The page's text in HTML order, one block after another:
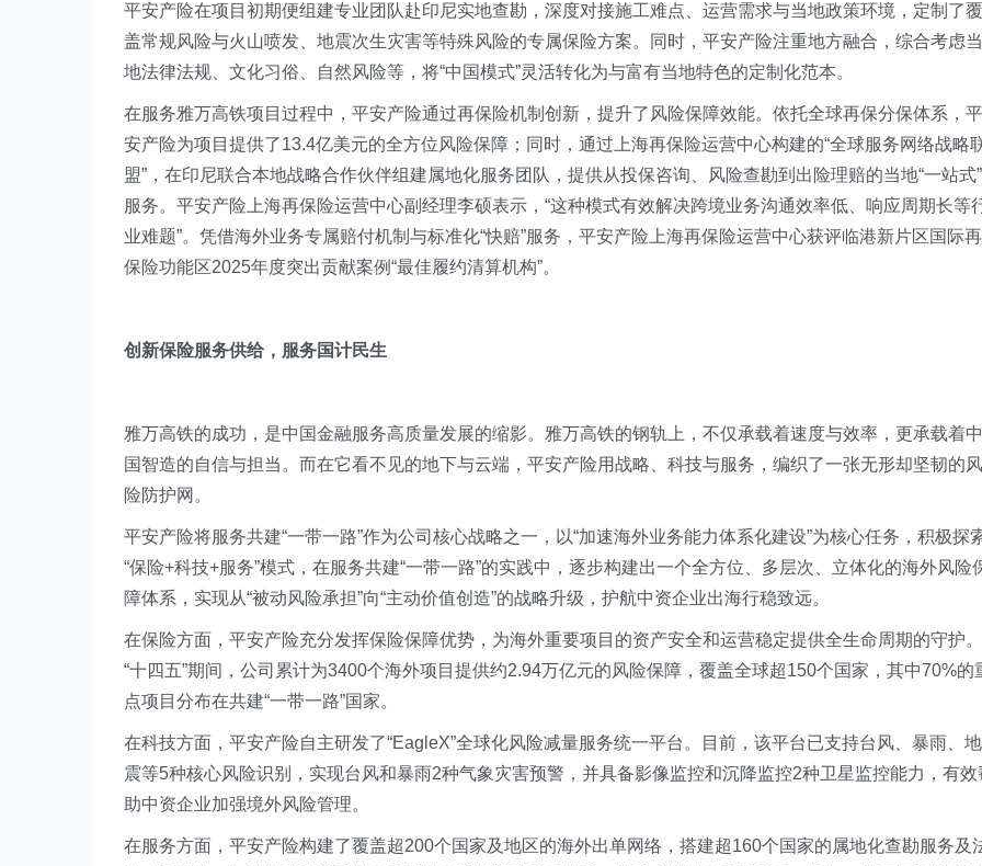
平安产险在项目初期便组建专业团队赴印尼实地查勘，深度对接施工难点、运营需求与当地政策环境，定制了覆
盖常规风险与火山喷发、地震次生灾害等特殊风险的专属保险方案。同时，平安产险注重地方融合，综合考虑当
地法律法规、文化习俗、自然风险等，将“中国模式”灵活转化为与富有当地特色的定制化范本。
在服务雅万高铁项目过程中，平安产险通过再保险机制创新，提升了风险保障效能。依托全球再保分保体系，平
安产险为项目提供了13.4亿美元的全方位风险保障；同时，通过上海再保险运营中心构建的“全球服务网络战略
盟”，在印尼联合本地战略合作伙伴组建属地化服务团队，提供从投保咨询、风险查勘到出险理赔的当地“一站式”
服务。平安产险上海再保险运营中心副经理李硕表示，“这种模式有效解决跨境业务沟通效率低、响应周期长等
业难题”。凭借海外业务专属赔付机制与标准化“快赔”服务，平安产险上海再保险运营中心获评临港新片区国际再
保险功能区2025年度突出贡献案例“最佳履约清算机构”。
创新保险服务供给，服务国计民生
雅万高铁的成功，是中国金融服务高质量发展的缩影。雅万高铁的钢轨上，不仅承载着速度与效率，更承载着中
国智造的自信与担当。而在它看不见的地下与云端，平安产险用战略、科技与服务，编织了一张无形却坚韧的风
险防护网。
平安产险将服务共建“一带一路”作为公司核心战略之一，以“加速海外业务能力体系化建设”为核心任务，积极探
“保险+科技+服务”模式，在服务共建“一带一路”的实践中，逐步构建出一个全方位、多层次、立体化的海外风险
障体系，实现从“被动风险承担”向“主动价值创造”的战略升级，护航中资企业出海行稳致远。
在保险方面，平安产险充分发挥保险保障优势，为海外重要项目的资产安全和运营稳定提供全生命周期的守护。
“十四五”期间，公司累计为3400个海外项目提供约2.94万亿元的风险保障，覆盖全球超150个国家，其中70%的
点项目分布在共建“一带一路”国家。
在科技方面，平安产险自主研发了“EagleX”全球化风险减量服务统一平台。目前，该平台已支持台风、暴雨、地
震等5种核心风险识别，实现台风和暴雨2种气象灾害预警，并具备影像监控和沉降监控2种卫星监控能力，有效
助中资企业加强境外风险管理。
在服务方面，平安产险构建了覆盖超200个国家及地区的海外出单网络，搭建超160个国家的属地化查勘服务及